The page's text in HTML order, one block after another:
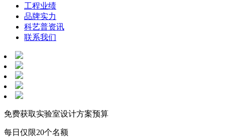
工程业绩
品牌实力
科艺普资讯
联系我们
免费获取实验室设计方案预算
每日仅限20个名额